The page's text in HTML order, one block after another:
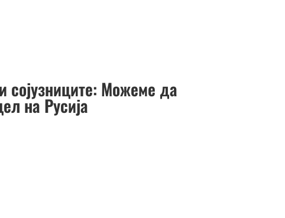
сојузниците: Можеме да
на Русија